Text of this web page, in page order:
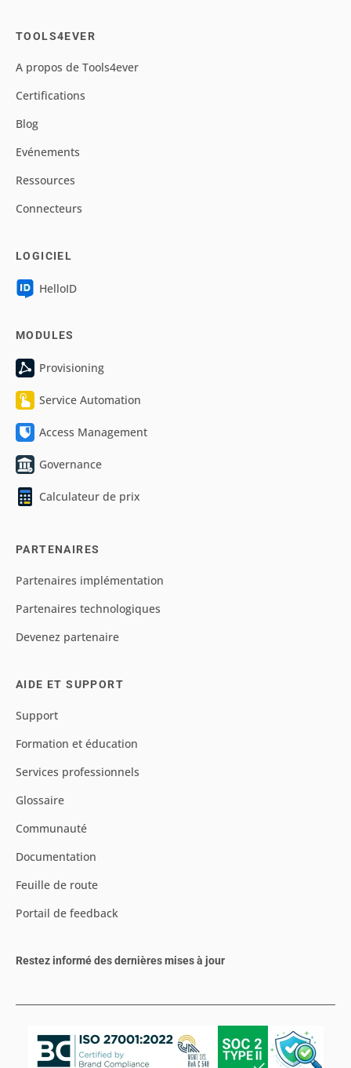
TOOLS4EVER
A propos de Tools4ever
Certifications
Blog
Evénements
Ressources
Connecteurs
LOGICIEL
HelloID
MODULES
Provisioning
Service Automation
Access Management
Governance
Calculateur de prix
PARTENAIRES
Partenaires implémentation
Partenaires technologiques
Devenez partenaire
AIDE ET SUPPORT
Support
Formation et éducation
Services professionnels
Glossaire
Communauté
Documentation
Feuille de route
Portail de feedback
Restez informé des dernières mises à jour